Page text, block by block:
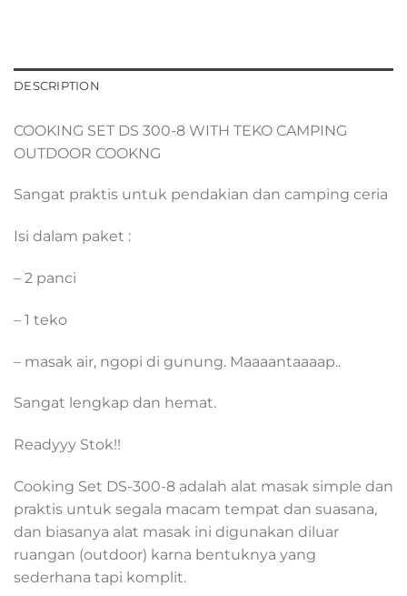
DESCRIPTION
COOKING SET DS 300-8 WITH TEKO CAMPING
OUTDOOR COOKNG
Sangat praktis untuk pendakian dan camping ceria
Isi dalam paket :
– 2 panci
– 1 teko
– masak air, ngopi di gunung. Maaaantaaaap..
Sangat lengkap dan hemat.
Readyyy Stok!!
Cooking Set DS-300-8 adalah alat masak simple dan
praktis untuk segala macam tempat dan suasana,
dan biasanya alat masak ini digunakan diluar
ruangan (outdoor) karna bentuknya yang
sederhana tapi komplit.